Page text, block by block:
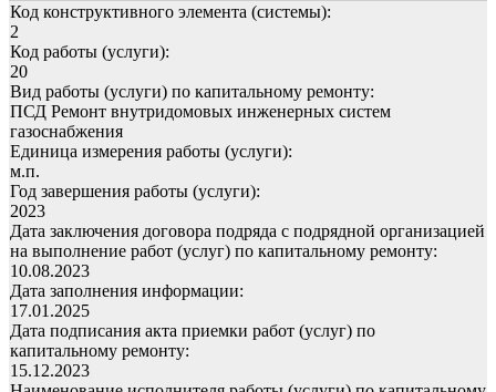
Код конструктивного элемента (системы):
2
Код работы (услуги):
20
Вид работы (услуги) по капитальному ремонту:
ПСД Ремонт внутридомовых инженерных систем
газоснабжения
Единица измерения работы (услуги):
м.п.
Год завершения работы (услуги):
2023
Дата заключения договора подряда с подрядной организацией
на выполнение работ (услуг) по капитальному ремонту:
10.08.2023
Дата заполнения информации:
17.01.2025
Дата подписания акта приемки работ (услуг) по
капитальному ремонту:
15.12.2023